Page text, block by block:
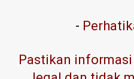
-
Pastikan